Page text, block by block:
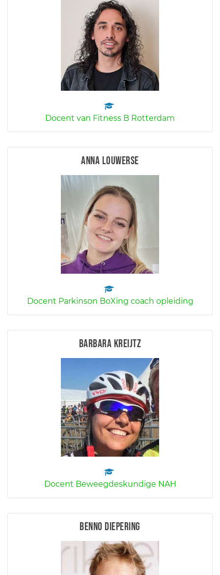
Docent van Fitness B Rotterdam
Anna Louwerse
Docent Parkinson BoXing coach opleiding
Barbara Kreijtz
Docent Beweegdeskundige NAH
Benno Diepering